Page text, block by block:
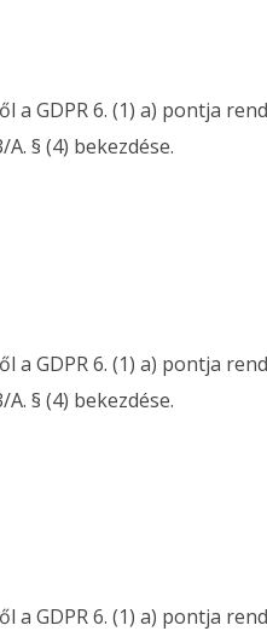
GDPR 6. (1) a) pontja
§ (4) bekezdése.
GDPR 6. (1) a) pontja
§ (4) bekezdése.
GDPR 6. (1) a) pontja